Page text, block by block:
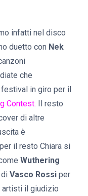
infatti nel disco
duetto con Nek
che
in giro per il
Contest. Il resto
di altre
è
il resto Chiara si
Wuthering
Vasco Rossi per
artisti il giudizio